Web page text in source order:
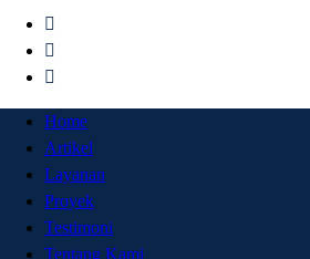
Home
Artikel
Layanan
Proyek
Testimoni
Tentang Kami